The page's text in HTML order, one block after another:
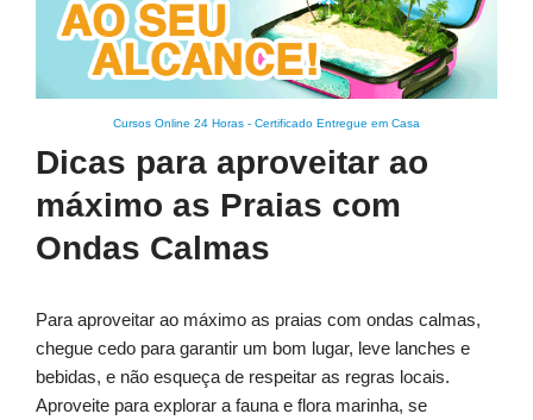
Cursos Online 24 Horas - Certificado Entregue em Casa
Dicas para aproveitar ao
máximo as Praias com
Ondas Calmas
Para aproveitar ao máximo as praias com ondas calmas,
chegue cedo para garantir um bom lugar, leve lanches e
bebidas, e não esqueça de respeitar as regras locais.
Aproveite para explorar a fauna e flora marinha, se